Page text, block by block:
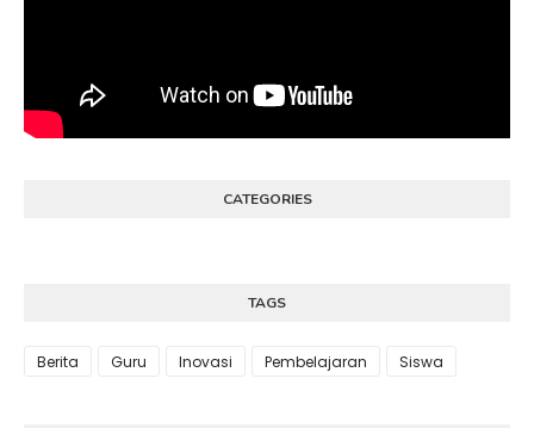
CATEGORIES
TAGS
Berita Guru Inovasi Pembelajaran Siswa